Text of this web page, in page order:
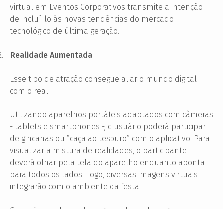
virtual em Eventos Corporativos transmite a intenção
de incluí-lo às novas tendências do mercado
tecnológico de última geração.
Realidade Aumentada
Esse tipo de atração consegue aliar o mundo digital
com o real.
Utilizando aparelhos portáteis adaptados com câmeras
- tablets e smartphones -, o usuário poderá participar
de gincanas ou “caça ao tesouro” com o aplicativo. Para
visualizar a mistura de realidades, o participante
deverá olhar pela tela do aparelho enquanto aponta
para todos os lados. Logo, diversas imagens virtuais
integrarão com o ambiente da festa.